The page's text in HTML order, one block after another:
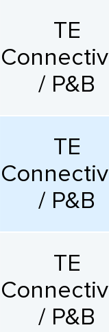
TE
/ P&B
TE
/ P&B
TE
/ P&B